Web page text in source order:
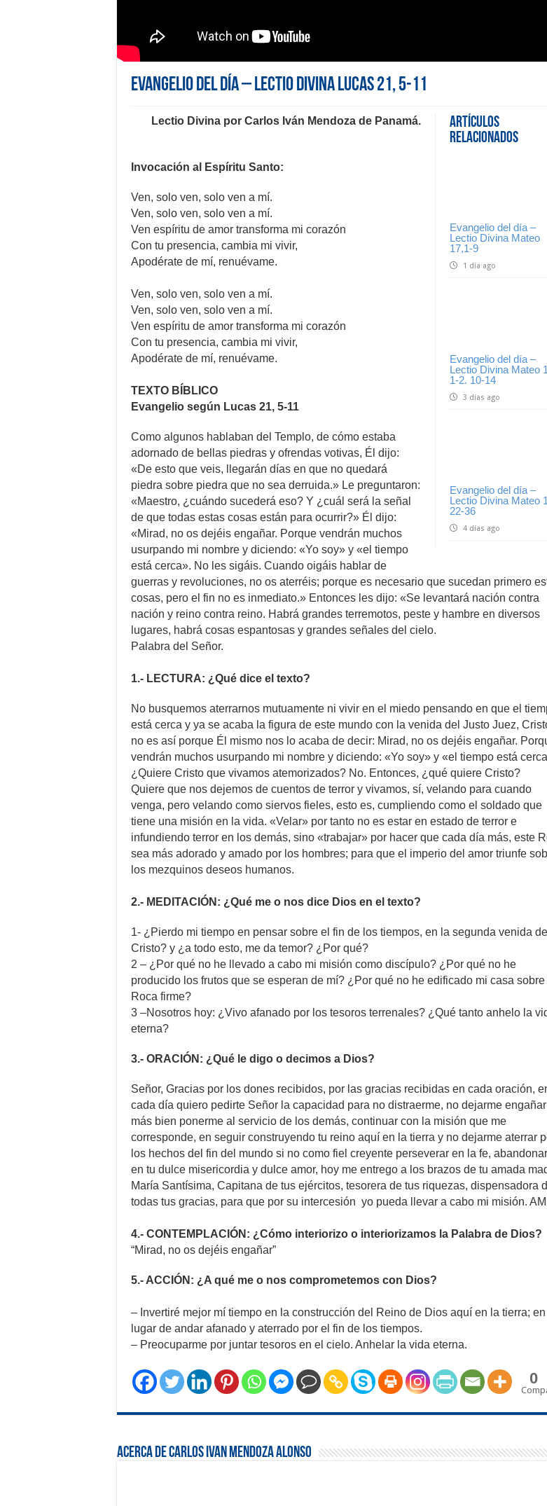
Evangelio del día – Lectio Divina Lucas 21, 5-11
Artículos
Relacionados
Evangelio del día –
Lectio Divina Mateo
17,1-9
1 día ago
Evangelio del día –
Lectio Divina Mateo
1-2. 10-14
3 días ago
Evangelio del día –
Lectio Divina Mateo
22-36
4 días ago
Lectio Divina por Carlos Iván Mendoza de Panamá.
Invocación al Espíritu Santo:
Ven, solo ven, solo ven a mí.
Ven, solo ven, solo ven a mí.
Ven espíritu de amor transforma mi corazón
Con tu presencia, cambia mi vivir,
Apodérate de mí, renuévame.
Ven, solo ven, solo ven a mí.
Ven, solo ven, solo ven a mí.
Ven espíritu de amor transforma mi corazón
Con tu presencia, cambia mi vivir,
Apodérate de mí, renuévame.
TEXTO BÍBLICO
Evangelio según Lucas 21, 5-11
Como algunos hablaban del Templo, de cómo estaba
adornado de bellas piedras y ofrendas votivas, Él dijo:
«De esto que veis, llegarán días en que no quedará
piedra sobre piedra que no sea derruida.» Le preguntaron:
«Maestro, ¿cuándo sucederá eso? Y ¿cuál será la señal
de que todas estas cosas están para ocurrir?» Él dijo:
«Mirad, no os dejéis engañar. Porque vendrán muchos
usurpando mi nombre y diciendo: «Yo soy» y «el tiempo
está cerca». No les sigáis. Cuando oigáis hablar de
guerras y revoluciones, no os aterréis; porque es necesario que sucedan primero
cosas, pero el fin no es inmediato.» Entonces les dijo: «Se levantará nación contra
nación y reino contra reino. Habrá grandes terremotos, peste y hambre en diversos
lugares, habrá cosas espantosas y grandes señales del cielo.
Palabra del Señor.
1.- LECTURA: ¿Qué dice el texto?
No busquemos aterrarnos mutuamente ni vivir en el miedo pensando en que el
está cerca y ya se acaba la figura de este mundo con la venida del Justo Juez,
no es así porque Él mismo nos lo acaba de decir: Mirad, no os dejéis engañar.
vendrán muchos usurpando mi nombre y diciendo: «Yo soy» y «el tiempo está
¿Quiere Cristo que vivamos atemorizados? No. Entonces, ¿qué quiere Cristo?
Quiere que nos dejemos de cuentos de terror y vivamos, sí, velando para cuando
venga, pero velando como siervos fieles, esto es, cumpliendo como el soldado que
tiene una misión en la vida. «Velar» por tanto no es estar en estado de terror e
infundiendo terror en los demás, sino «trabajar» por hacer que cada día más, este
sea más adorado y amado por los hombres; para que el imperio del amor triunfe
los mezquinos deseos humanos.
2.- MEDITACIÓN: ¿Qué me o nos dice Dios en el texto?
1- ¿Pierdo mi tiempo en pensar sobre el fin de los tiempos, en la segunda venida de
Cristo? y ¿a todo esto, me da temor? ¿Por qué?
2 – ¿Por qué no he llevado a cabo mi misión como discípulo? ¿Por qué no he
producido los frutos que se esperan de mí? ¿Por qué no he edificado mi casa sobre
Roca firme?
3 –Nosotros hoy: ¿Vivo afanado por los tesoros terrenales? ¿Qué tanto anhelo la
eterna?
3.- ORACIÓN: ¿Qué le digo o decimos a Dios?
Señor, Gracias por los dones recibidos, por las gracias recibidas en cada oración,
cada día quiero pedirte Señor la capacidad para no distraerme, no dejarme
más bien ponerme al servicio de los demás, continuar con la misión que me
corresponde, en seguir construyendo tu reino aquí en la tierra y no dejarme aterrar
los hechos del fin del mundo si no como fiel creyente perseverar en la fe,
en tu dulce misericordia y dulce amor, hoy me entrego a los brazos de tu amada
María Santísima, Capitana de tus ejércitos, tesorera de tus riquezas, dispensadora
todas tus gracias, para que por su intercesión yo pueda llevar a cabo mi misión.
4.- CONTEMPLACIÓN: ¿Cómo interiorizo o interiorizamos la Palabra de Dios?
“Mirad, no os dejéis engañar”
5.- ACCIÓN: ¿A qué me o nos comprometemos con Dios?
– Invertiré mejor mí tiempo en la construcción del Reino de Dios aquí en la tierra; en
lugar de andar afanado y aterrado por el fin de los tiempos.
– Preocuparme por juntar tesoros en el cielo. Anhelar la vida eterna.
0
Acerca de Carlos ivan Mendoza Alonso